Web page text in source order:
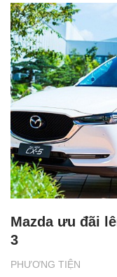
PHƯƠNG TIỆN
Mazda ưu đãi
3